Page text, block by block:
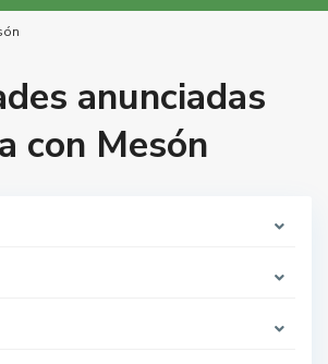
anunciadas
con Mesón